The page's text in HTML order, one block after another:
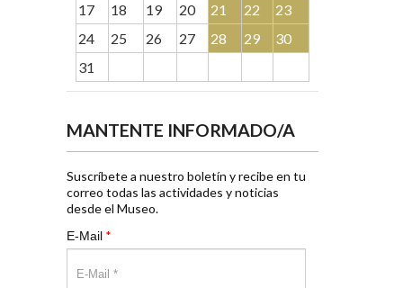
17
18 19 20 21 22
23
24
25 26 27 28 29
30
31
MANTENTE INFORMADO/A
Suscríbete a nuestro boletín y recibe en tu
correo todas las actividades y noticias
desde el Museo.
E-Mail *